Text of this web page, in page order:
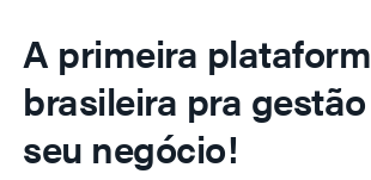
A primeira
brasileira pra
seu negócio!